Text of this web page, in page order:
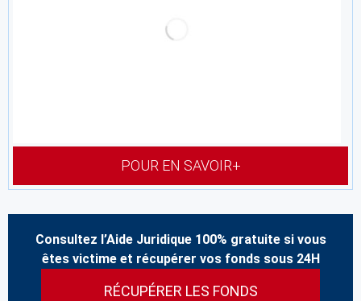
POUR EN SAVOIR+
Consultez l’Aide Juridique 100% gratuite si vous
êtes victime et récupérer vos fonds sous 24H
RÉCUPÉRER LES FONDS